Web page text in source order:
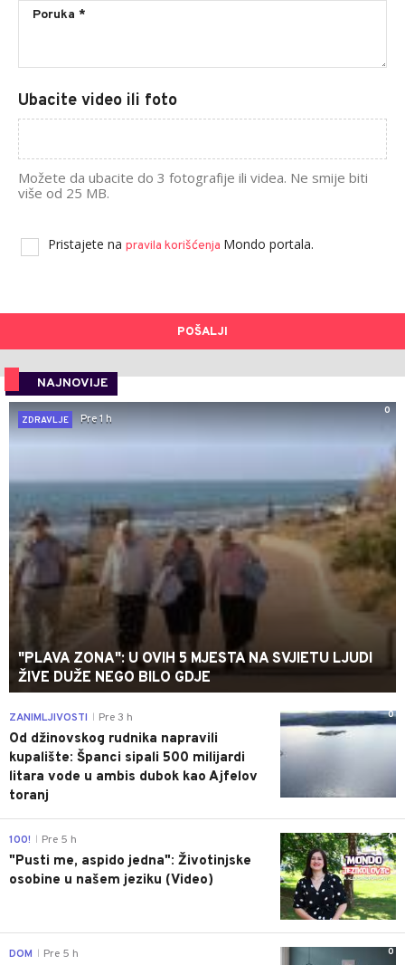
Ubacite video ili foto
Možete da ubacite do 3 fotografije ili videa. Ne smije biti
više od 25 MB.
Pristajete na pravila korišćenja Mondo portala.
POŠALJI
NAJNOVIJE
0
ZDRAVLJE
Pre 1 h
"PLAVA ZONA": U OVIH 5 MJESTA NA SVJIETU LJUDI
ŽIVE DUŽE NEGO BILO GDJE
0
ZANIMLJIVOSTI Pre 3 h
Od džinovskog rudnika napravili
kupalište: Španci sipali 500 milijardi
litara vode u ambis dubok kao Ajfelov
toranj
0
100! Pre 5 h
"Pusti me, aspido jedna": Životinjske
osobine u našem jeziku (Video)
0
DOM Pre 5 h